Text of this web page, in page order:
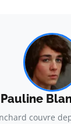
Pauline
couvre